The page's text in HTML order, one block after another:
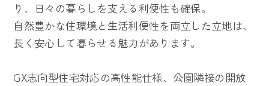
り、日々の暮らしを支える利便性も確保。
自然豊かな住環境と生活利便性を両立した立地は、
長く安心して暮らせる魅力があります。
GX志向型住宅対応の高性能仕様、公園隣接の開放